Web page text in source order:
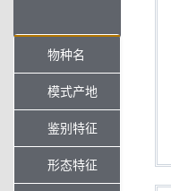
物种名
模式产地
鉴别特征
形态特征